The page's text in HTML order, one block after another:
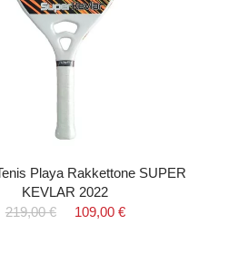
Playa Rakkettone SUPER
KEVLAR 2022
219,00 €
109,00 €